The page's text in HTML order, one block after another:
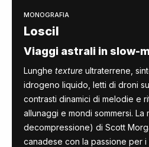
MONOGRAFIA
Loscil
Viaggi astrali in slow-
Lunghe texture ultraterrene,
idrogeno liquido, letti di droni
contrasti dinamici di melodie e
allunaggi e mondi sommersi. La
decompressione) di Scott
canadese con la passione per i